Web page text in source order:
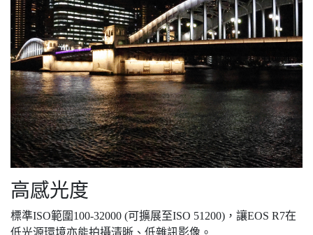
高感光度
標準ISO範圍100-32000 (可擴展至ISO 51200)，讓EOS R7在
低光源環境亦能拍攝清晰、低雜訊影像。